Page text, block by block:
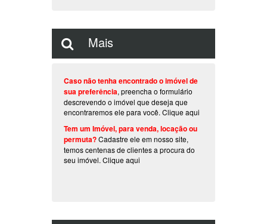
Mais
Caso não tenha encontrado o imóvel de
sua preferência, preencha o formulário
descrevendo o imóvel que deseja que
encontraremos ele para você. Clique aqui
Tem um Imóvel, para venda, locação ou
permuta?Cadastre ele em nosso site,
temos centenas de clientes a procura do
seu imóvel. Clique aqui